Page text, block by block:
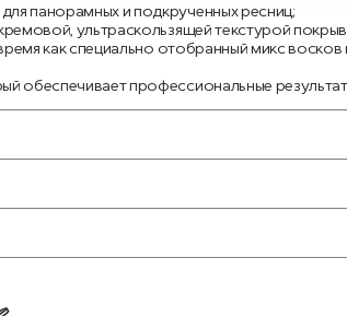
панорамных и подкрученных ресниц;
ультраскользящей текстурой
как специально отобранный микс
обеспечивает профессиональные